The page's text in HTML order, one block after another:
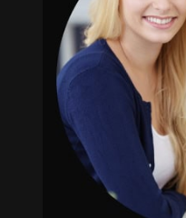
Nous offrons
rédaction d’outils